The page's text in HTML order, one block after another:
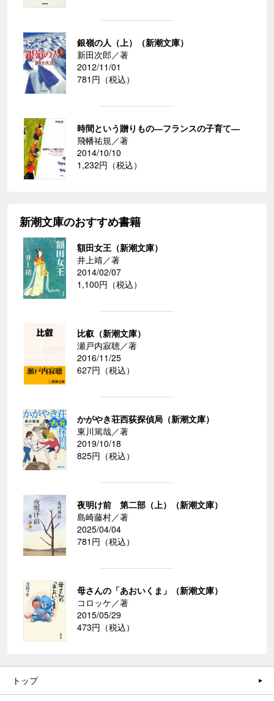
銀嶺の人（上）（新潮文庫）
新田次郎／著
2012/11/01
781円（税込）
時間という贈りもの―フランスの子育て―
飛幡祐規／著
2014/10/10
1,232円（税込）
新潮文庫のおすすめ書籍
額田女王（新潮文庫）
井上靖／著
2014/02/07
1,100円（税込）
比叡（新潮文庫）
瀬戸内寂聴／著
2016/11/25
627円（税込）
かがやき荘西荻探偵局（新潮文庫）
東川篤哉／著
2019/10/18
825円（税込）
夜明け前 第二部（上）（新潮文庫）
島崎藤村／著
2025/04/04
781円（税込）
母さんの「あおいくま」（新潮文庫）
コロッケ／著
2015/05/29
473円（税込）
トップ